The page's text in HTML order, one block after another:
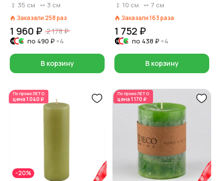
35 см x D 2,5 см,
35 см 3 см
Заказали 258раз
1 960 ₽ 2 178 ₽
по 490 ₽ ×4
В корзину
зеленый
10 см 7 см
Заказали163раза
1 752 ₽
по 438 ₽ ×4
В корзину
По промоЛЕТО
цена 1 040 ₽
-20%
По промоЛЕТО
цена 1 170 ₽